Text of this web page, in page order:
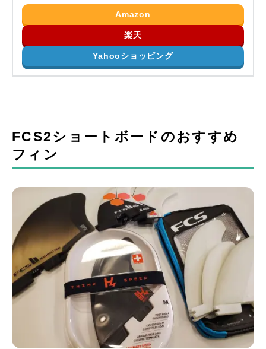
Amazon
楽天
Yahooショッピング
FCS2ショートボードのおすすめ
フィン